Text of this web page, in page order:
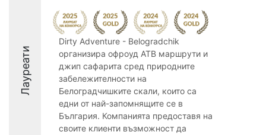
Лауреати
Dirty Adventure - Belogradchik
организира офроуд АТВ маршрути и
джип сафарита сред природните
забележителности на
Белоградчишките скали, които са
едни от най-запомнящите се в
България. Компанията предоставя на
своите клиенти възможност да